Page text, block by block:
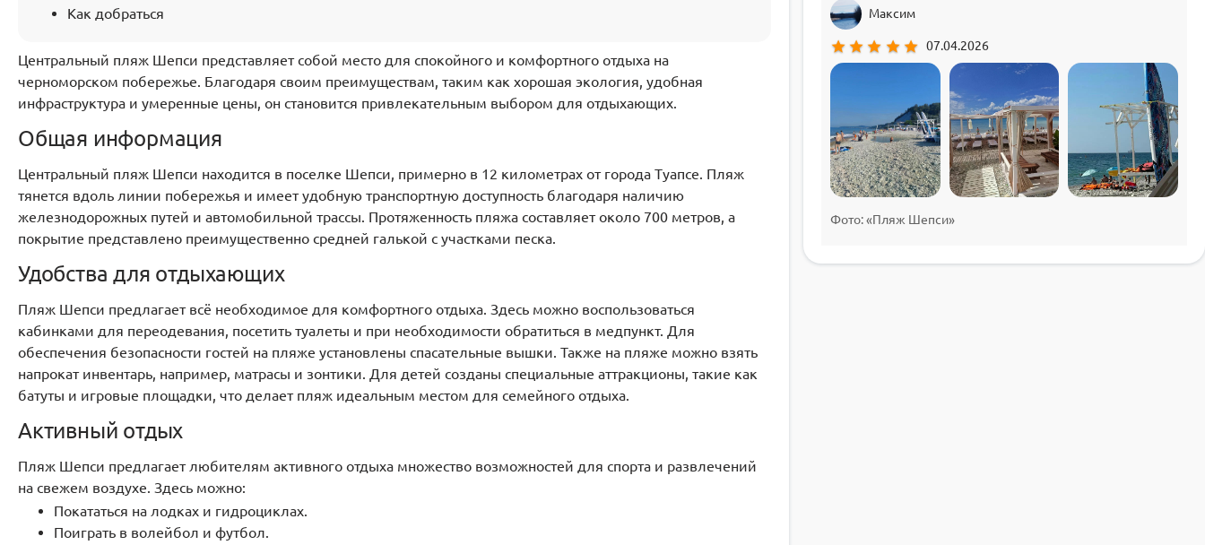
Как добраться
Центральный пляж Шепси представляет собой место для спокойного и комфортного отдыха на
черноморском побережье. Благодаря своим преимуществам, таким как хорошая экология, удобная
инфраструктура и умеренные цены, он становится привлекательным выбором для отдыхающих.
Общая информация
Центральный пляж Шепси находится в поселке Шепси, примерно в 12 километрах от города Туапсе. Пляж
тянется вдоль линии побережья и имеет удобную транспортную доступность благодаря наличию
железнодорожных путей и автомобильной трассы. Протяженность пляжа составляет около 700 метров, а
покрытие представлено преимущественно средней галькой с участками песка.
Удобства для отдыхающих
Пляж Шепси предлагает всё необходимое для комфортного отдыха. Здесь можно воспользоваться
кабинками для переодевания, посетить туалеты и при необходимости обратиться в медпункт. Для
обеспечения безопасности гостей на пляже установлены спасательные вышки. Также на пляже можно взять
напрокат инвентарь, например, матрасы и зонтики. Для детей созданы специальные аттракционы, такие как
батуты и игровые площадки, что делает пляж идеальным местом для семейного отдыха.
Активный отдых
Пляж Шепси предлагает любителям активного отдыха множество возможностей для спорта и развлечений
на свежем воздухе. Здесь можно:
Покататься на лодках и гидроциклах.
Поиграть в волейбол и футбол.
Максим
star star star star star 07.04.2026
Фото: «Пляж Шепси»